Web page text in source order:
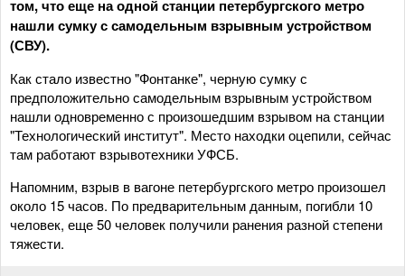
том, что еще на одной станции петербургского метро
нашли сумку с самодельным взрывным устройством
(СВУ).
Как стало известно "Фонтанке", черную сумку с
предположительно самодельным взрывным устройством
нашли одновременно с произошедшим взрывом на станции
"Технологический институт". Место находки оцепили, сейчас
там работают взрывотехники УФСБ.
Напомним, взрыв в вагоне петербургского метро произошел
около 15 часов. По предварительным данным, погибли 10
человек, еще 50 человек получили ранения разной степени
тяжести.